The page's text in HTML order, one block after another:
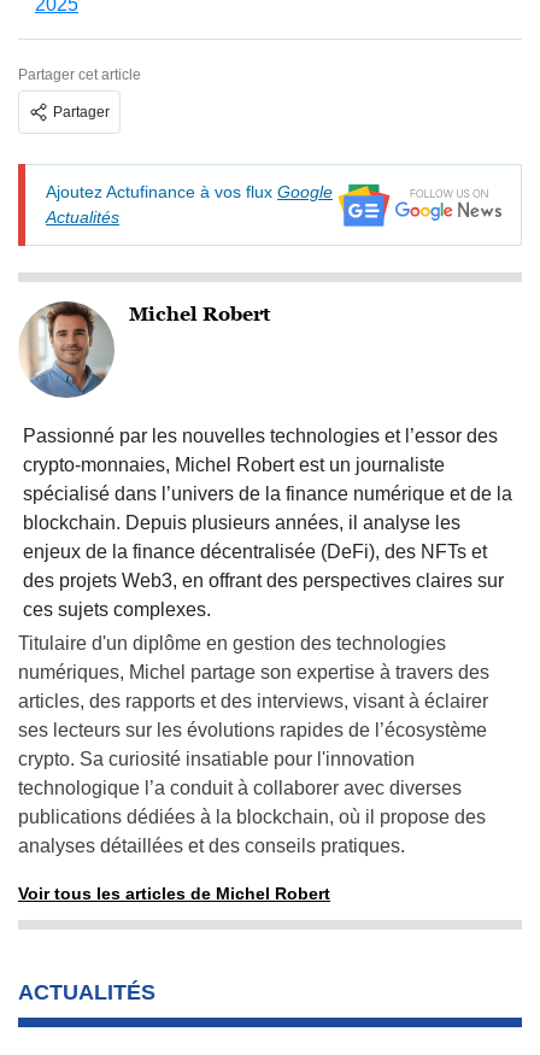
Partager cet article
Partager
Ajoutez Actufinance à vos flux Google
Actualités
Michel Robert
Passionné par les nouvelles technologies et l’essor des
crypto-monnaies, Michel Robert est un journaliste
spécialisé dans l’univers de la finance numérique et de la
blockchain. Depuis plusieurs années, il analyse les
enjeux de la finance décentralisée (DeFi), des NFTs et
des projets Web3, en offrant des perspectives claires sur
ces sujets complexes.
Titulaire d'un diplôme en gestion des technologies
numériques, Michel partage son expertise à travers des
articles, des rapports et des interviews, visant à éclairer
ses lecteurs sur les évolutions rapides de l’écosystème
crypto. Sa curiosité insatiable pour l'innovation
technologique l’a conduit à collaborer avec diverses
publications dédiées à la blockchain, où il propose des
analyses détaillées et des conseils pratiques.
Voir tous les articles de Michel Robert
ACTUALITÉS